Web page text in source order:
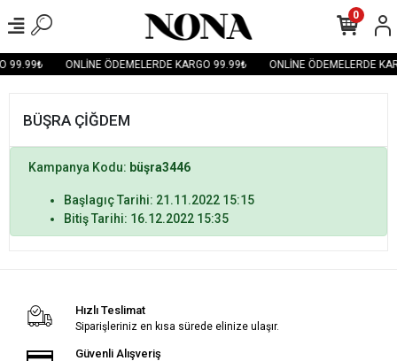
99.99₺ ONLİNE ÖDEMELERDE KARGO 99.99₺ ONLİNE ÖDEMELERDE
0
BÜŞRA ÇİĞDEM
Kampanya Kodu: büşra3446
Başlagıç Tarihi: 21.11.2022 15:15
Bitiş Tarihi: 16.12.2022 15:35
Hızlı Teslimat
Siparişleriniz en kısa sürede elinize ulaşır.
Güvenli Alışveriş